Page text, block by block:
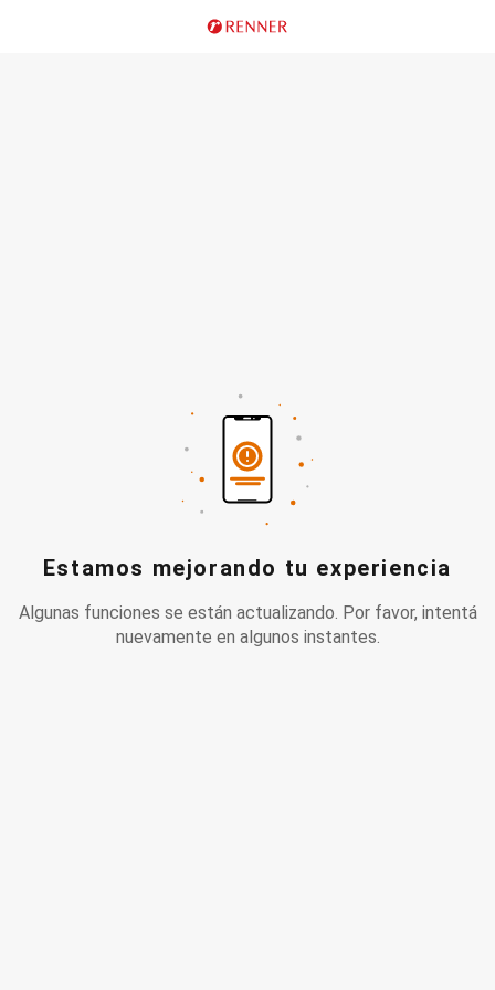
Estamos mejorando tu experiencia
Algunas funciones se están actualizando. Por favor, intentá
nuevamente en algunos instantes.